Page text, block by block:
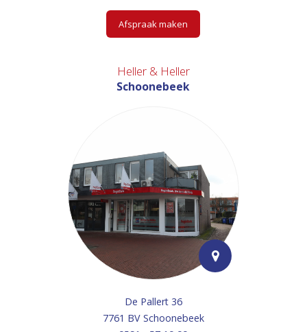
Afspraak maken
Heller & Heller
Schoonebeek
De Pallert 36
7761 BV Schoonebeek